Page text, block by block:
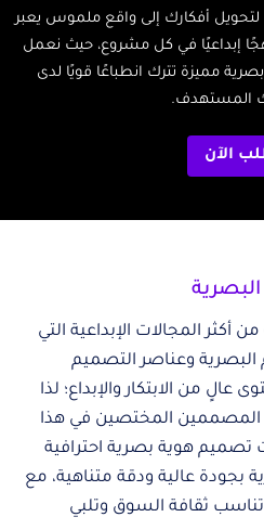
لتحويل أفكارك إلى واقع ملموس يعبر
إبداعيًا في كل مشروع، حيث نعمل
مميزة تترك انطباعًا قويًا لدى
المستهدف.
الآن
أكثر المجالات الإبداعية التي
البصرية وعناصر التصميم
عالٍ من الابتكار والإبداع؛ لذا
المختصين في هذا
تصميم هوية بصرية احترافية
بجودة عالية ودقة متناهية، مع
ثقافة السوق وتلبي